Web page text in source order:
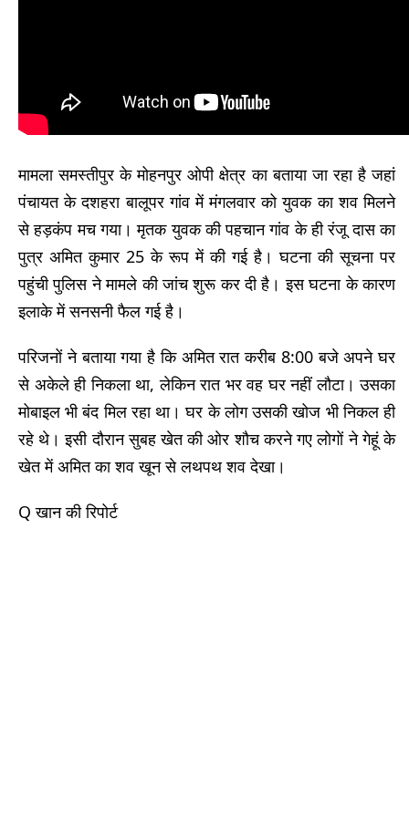
मामला समस्तीपुर के मोहनपुर ओपी क्षेत्र का बताया जा रहा है जहां
पंचायत के दशहरा बालूपर गांव में मंगलवार को युवक का शव मिलने
से हड़कंप मच गया। मृतक युवक की पहचान गांव के ही रंजू दास का
पुत्र अमित कुमार 25 के रूप में की गई है। घटना की सूचना पर
पहुंची पुलिस ने मामले की जांच शुरू कर दी है। इस घटना के कारण
इलाके में सनसनी फैल गई है।
परिजनों ने बताया गया है कि अमित रात करीब 8:00 बजे अपने घर
से अकेले ही निकला था, लेकिन रात भर वह घर नहीं लौटा। उसका
मोबाइल भी बंद मिल रहा था। घर के लोग उसकी खोज भी निकल ही
रहे थे। इसी दौरान सुबह खेत की ओर शौच करने गए लोगों ने गेहूं के
खेत में अमित का शव खून से लथपथ शव देखा।
Q खान की रिपोर्ट